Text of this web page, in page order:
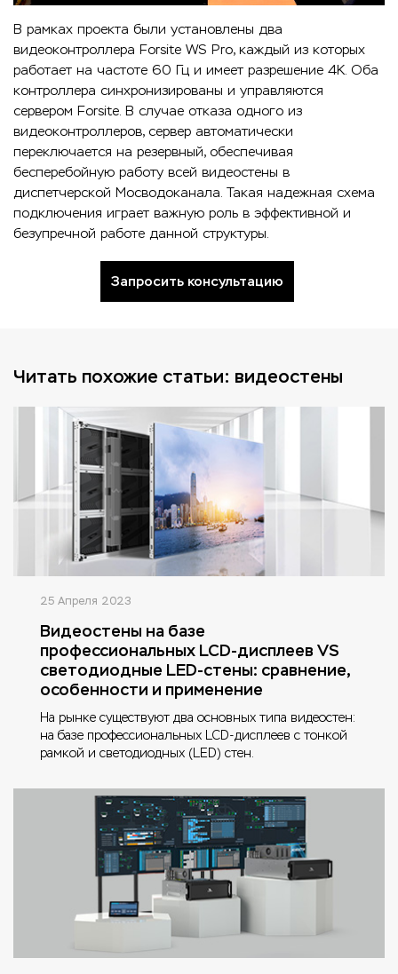
В рамках проекта были установлены два
видеоконтроллера Forsite WS Pro, каждый из которых
работает на частоте 60 Гц и имеет разрешение 4K. Оба
контроллера синхронизированы и управляются
сервером Forsite. В случае отказа одного из
видеоконтроллеров, сервер автоматически
переключается на резервный, обеспечивая
бесперебойную работу всей видеостены в
диспетчерской Мосводоканала. Такая надежная схема
подключения играет важную роль в эффективной и
безупречной работе данной структуры.
Запросить консультацию
Читать похожие статьи: видеостены
25 Апреля 2023
Видеостены на базе
профессиональных LCD-дисплеев VS
светодиодные LED-стены: сравнение,
особенности и применение
На рынке существуют два основных типа видеостен:
на базе профессиональных LCD-дисплеев с тонкой
рамкой и светодиодных (LED) стен.